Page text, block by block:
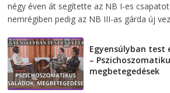
négy éven át segítette az NB I-es
nemrégiben pedig az NB III-as gárda új
Egyensúlyban test
–
megbetegedések